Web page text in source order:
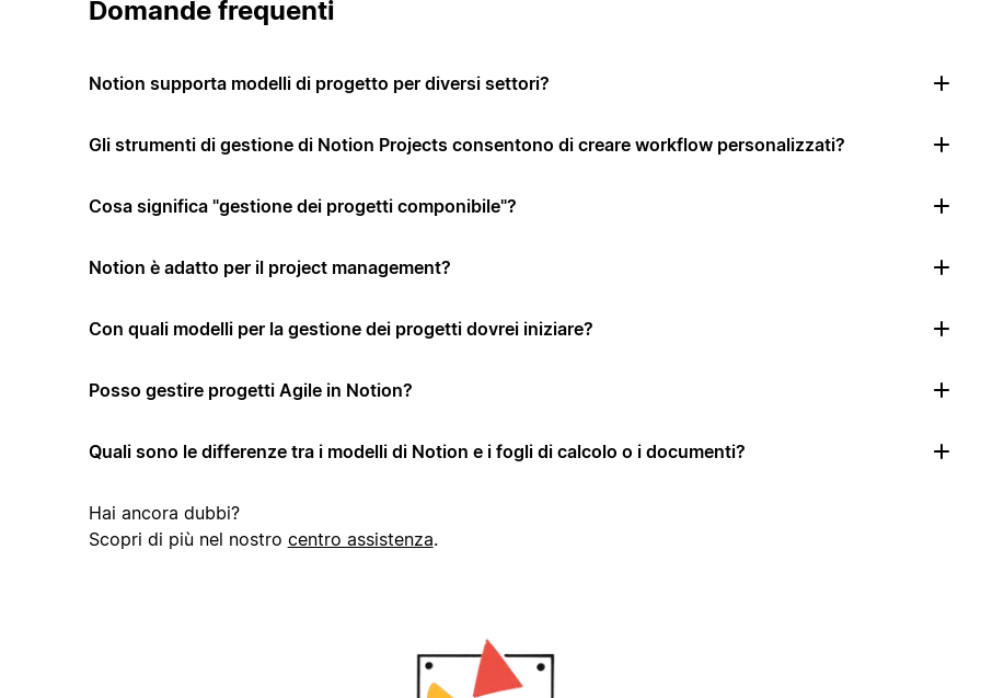
Domande frequenti
Notion supporta modelli di progetto per diversi settori?
Gli strumenti di gestione di Notion Projects consentono di creare workflow personalizzati?
Cosa significa "gestione dei progetti componibile"?
Notion è adatto per il project management?
Con quali modelli per la gestione dei progetti dovrei iniziare?
Posso gestire progetti Agile in Notion?
Quali sono le differenze tra i modelli di Notion e i fogli di calcolo o i documenti?
Hai ancora dubbi?
Scopri di più nel nostro centro assistenza.